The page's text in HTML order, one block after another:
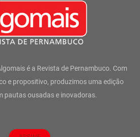
é a Revista de Pernambuco. Com
e propositivo, produzimos uma edição
pautas ousadas e inovadoras.